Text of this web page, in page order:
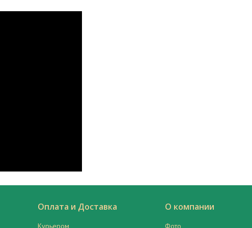
Оплата и Доставка
Курьером
О компании
Фото